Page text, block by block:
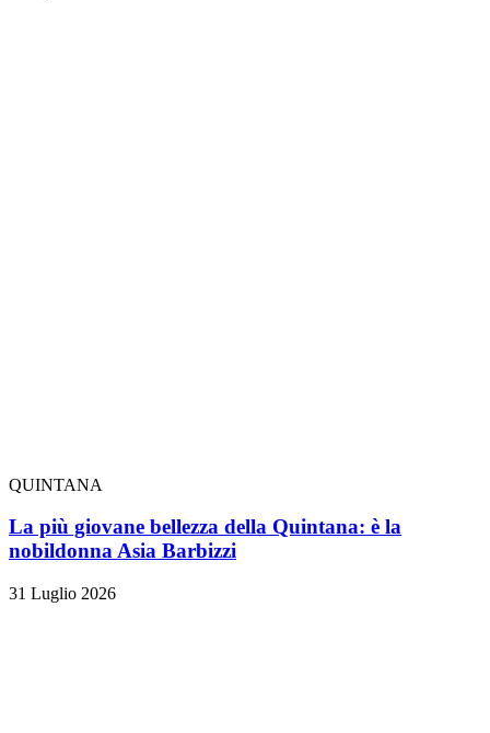
QUINTANA
La più giovane bellezza della Quintana: è la
nobildonna Asia Barbizzi
31 Luglio 2026